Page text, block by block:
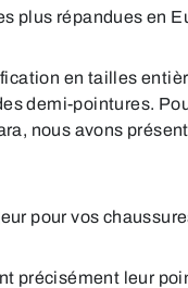
plus répandues en
en tailles
demi-pointures.
nous avons
pour vos
précisément leur